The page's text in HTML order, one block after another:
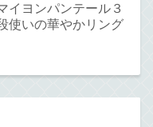
イヨンパンテール３
使いの華やかリング